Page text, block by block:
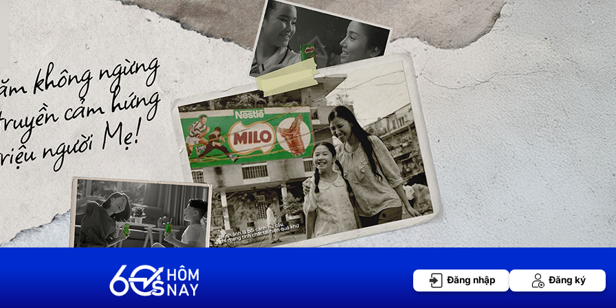
Đăng nhập Đăng ký